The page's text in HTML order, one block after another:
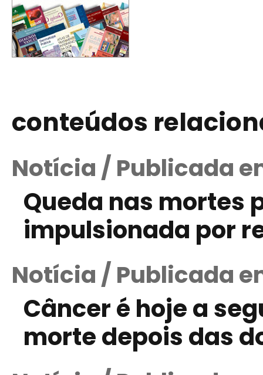
conteúdos
Notícia / Publicada
Queda nas mortes
impulsionada por
Notícia / Publicada
Câncer é hoje a
morte depois das